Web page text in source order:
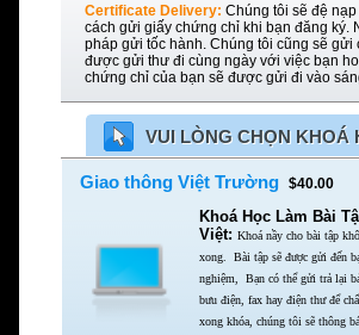
Certificate Delivery: Chúng tôi sẽ đệ
cách gửi giấy chứng chỉ khi bạn đăng ký.
pháp gửi tốc hành. Chúng tôi cũng sẽ
được gửi thư đi cùng ngày với việc bạn
chứng chỉ của bạn sẽ được gửi đi vào
VUI LÒNG CHỌN KHOÁ
Giao thông Việt Trường $40.00
Khoá Học Làm Bài
Việt: Khoá nầy cho bài tập
xong. Bài tập sẽ được gửi đến
nghiệm, Bạn có thể gửi trả lại
bưu điện, fax hay điện thư để
xong khóa, chúng tôi sẽ thông